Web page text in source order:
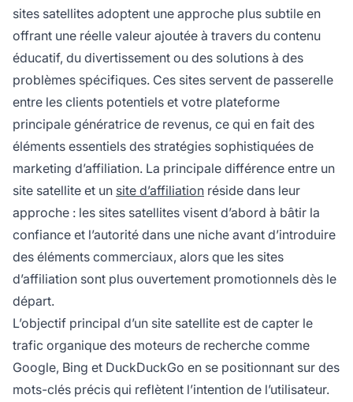
sites satellites adoptent une approche plus subtile en
offrant une réelle valeur ajoutée à travers du contenu
éducatif, du divertissement ou des solutions à des
problèmes spécifiques. Ces sites servent de passerelle
entre les clients potentiels et votre plateforme
principale génératrice de revenus, ce qui en fait des
éléments essentiels des stratégies sophistiquées de
marketing d’affiliation. La principale différence entre un
site satellite et un site d’affiliation réside dans leur
approche : les sites satellites visent d’abord à bâtir la
confiance et l’autorité dans une niche avant d’introduire
des éléments commerciaux, alors que les sites
d’affiliation sont plus ouvertement promotionnels dès le
départ.
L’objectif principal d’un site satellite est de capter le
trafic organique des moteurs de recherche comme
Google, Bing et DuckDuckGo en se positionnant sur des
mots-clés précis qui reflètent l’intention de l’utilisateur.